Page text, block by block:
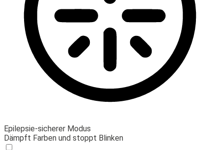
Epilepsie-sicherer Modus
Dämpft Farben und stoppt Blinken